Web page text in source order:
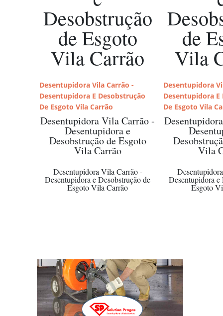
Desobstrução
de Esgoto
Vila Carrão
de
Vila
Desentupidora Vila Carrão -
Desentupidora E Desobstrução
De Esgoto Vila Carrão
Desentupidora
Desentupidora E
De Esgoto Vila
Desentupidora Vila Carrão -
Desentupidora e
Desobstrução de Esgoto
Vila Carrão Vila
Desentupidora Vila Carrão -
Desentupidora e Desobstrução de
Esgoto Vila Carrão
Desentupidora e
Esgoto